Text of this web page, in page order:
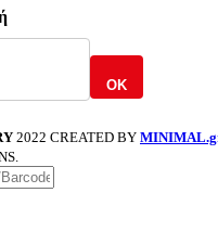
OK
2022 CREATED BY